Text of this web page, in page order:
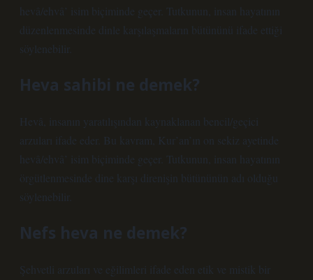
hevâ/ehvâ’ isim biçiminde geçer. Tutkunun, insan hayatının
düzenlenmesinde dinle karşılaşmaların bütününü ifade ettiği
söylenebilir.
Heva sahibi ne demek?
Hevâ, insanın yaratılışından kaynaklanan bencil/geçici
arzuları ifade eder. Bu kavram, Kur’an’ın on sekiz ayetinde
hevâ/ehvâ’ isim biçiminde geçer. Tutkunun, insan hayatının
örgütlenmesinde dine karşı direnişin bütününün adı olduğu
söylenebilir.
Nefs heva ne demek?
Şehvetli arzuları ve eğilimleri ifade eden etik ve mistik bir